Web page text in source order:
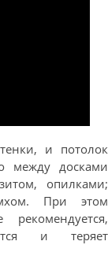
и потолок
между досками
опилками;
При этом
и теряет